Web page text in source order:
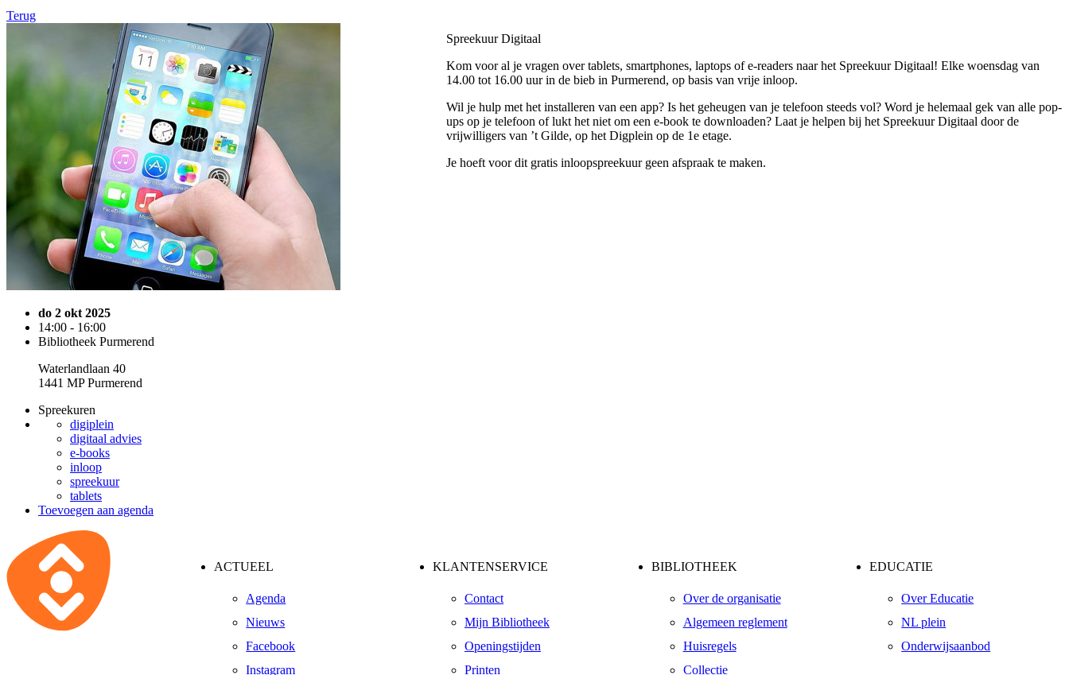
Terug
do 2 okt 2025
14:00 - 16:00
Bibliotheek Purmerend
Waterlandlaan 40
1441 MP Purmerend
Spreekuren
digiplein
digitaal advies
e-books
inloop
spreekuur
tablets
Toevoegen aan agenda
Spreekuur Digitaal
Kom voor al je vragen over tablets, smartphones, laptops of e-readers naar het Spreekuur Digitaal! Elke woensdag van
14.00 tot 16.00 uur in de bieb in Purmerend, op basis van vrije inloop.
Wil je hulp met het installeren van een app? Is het geheugen van je telefoon steeds vol? Word je helemaal gek van alle pop-
ups op je telefoon of lukt het niet om een e-book te downloaden? Laat je helpen bij het Spreekuur Digitaal door de
vrijwilligers van ’t Gilde, op het Digplein op de 1e etage.
Je hoeft voor dit gratis inloopspreekuur geen afspraak te maken.
ACTUEEL
Agenda
Nieuws
Facebook
Instagram
KLANTENSERVICE
Contact
Mijn Bibliotheek
Openingstijden
Printen
BIBLIOTHEEK
Over de organisatie
Algemeen reglement
Huisregels
Collectie
EDUCATIE
Over Educatie
NL plein
Onderwijsaanbod